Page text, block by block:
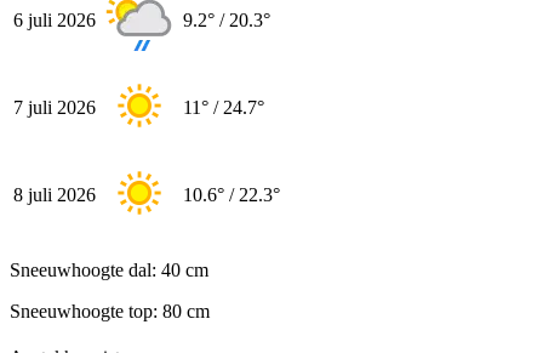
6 juli 2026 9.2° / 20.3°
7 juli 2026 11° / 24.7°
8 juli 2026 10.6° / 22.3°
Sneeuwhoogte dal: 40 cm
Sneeuwhoogte top: 80 cm